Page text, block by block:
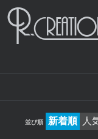
並び順 新着順 人